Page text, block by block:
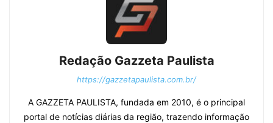
Redação Gazzeta Paulista
https://gazzetapaulista.com.br/
A GAZZETA PAULISTA, fundada em 2010, é o principal
portal de notícias diárias da região, trazendo informação